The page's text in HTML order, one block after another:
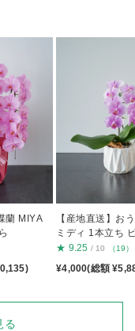
蘭 MIYA
【産地直送】お
ミディ 1本立ち
★ 9.25 / 10 （19）
¥4,000(総額
る